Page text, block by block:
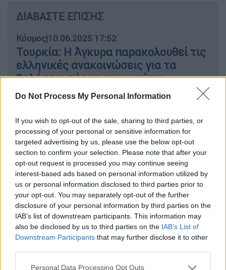
Do Not Process My Personal Information
If you wish to opt-out of the sale, sharing to third parties, or
processing of your personal or sensitive information for
targeted advertising by us, please use the below opt-out
section to confirm your selection. Please note that after your
opt-out request is processed you may continue seeing
interest-based ads based on personal information utilized by
us or personal information disclosed to third parties prior to
your opt-out. You may separately opt-out of the further
disclosure of your personal information by third parties on the
IAB’s list of downstream participants. This information may
also be disclosed by us to third parties on the IAB’s List of
Downstream Participants that may further disclose it to other
Please note that this website/app uses one or more Google
Personal Data Processing Opt Outs
ΔΙΑΒΑΣΤΕ ΕΠΙΣΗΣ
Κόσμος|10.06.2025 17:52
Τουρκία: Η Άγκυρα παρακολουθεί τις
ελληνικές ανακοινώσεις για τα
θαλάσσια πάρκα και κινείται
προληπτικά
Κόσμος|10.06.2025 19:42
Φρίκη στη Γαλλία: Μαθητής σκότωσε
την επιτηρήτρια του σχολείου γιατί
έκανε έλεγχο στην τσάντα του
Θύματα και τραυματίες - Δραματική
η κατάσταση για τουλάχιστον επτά